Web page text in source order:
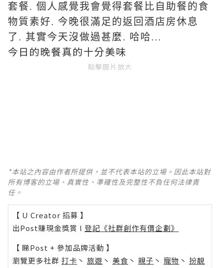
套餐. 個人感覺我會覺得套餐比自助餐的食
物質素好. 今晚很滿足的返回酒店房休息
了. 其實今天沒做過甚麼. 哈哈...
今日的晚餐真的十分美味
點擊圖片放大
*本站之內容由作者所提供，並不代表本站的立場。因此本站對
所有博客的立場、真實性、準確性及完整性不負任何法律責
任。
【 U Creator 招募 】
出Post賺現金獎賞 l 登記《社群創作有價企劃》
【 睇Post + 參加品牌活動 】
瀏覽更多社群 打卡 丶 旅遊 丶 美食 丶 親子 丶 寵物 丶 扮靚